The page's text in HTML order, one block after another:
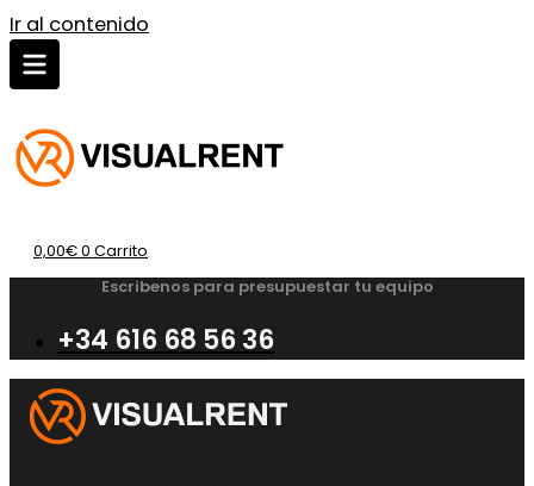
Ir al contenido
0,00€0 Carrito
Escribenos para presupuestar tu equipo
+34 616 68 56 36